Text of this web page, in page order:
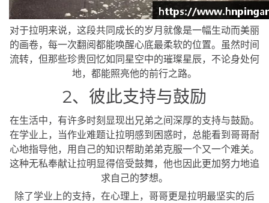
对于拉明来说，这段共同成长的岁月就像是一幅生动而美丽
的画卷，每一次翻阅都能唤醒心底最柔软的位置。虽然时间
流转，但那些珍贵回忆如同星空中的璀璨星辰，不论身处何
地，都能照亮他的前行之路。
2、彼此支持与鼓励
在生活中，有许多时刻显现出兄弟之间深厚的支持与鼓励。
在学业上，当作业难题让拉明感到困惑时，总能看到哥哥耐
心地指导他，用自己的知识帮助弟弟克服一个又一个难关。
这种无私奉献让拉明显得倍受鼓舞，他也因此更加努力地追
求自己的梦想。
除了学业上的支持，在心理上，哥哥更是拉明最坚实的后